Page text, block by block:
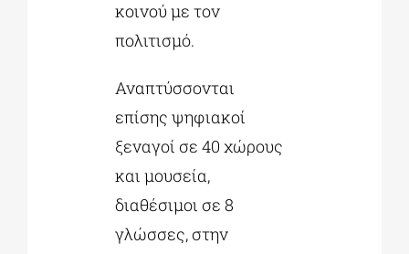
κοινού με τον
πολιτισμό.
Αναπτύσσονται
επίσης ψηφιακοί
ξεναγοί σε 40 χώρους
και μουσεία,
διαθέσιμοι σε 8
γλώσσες, στην